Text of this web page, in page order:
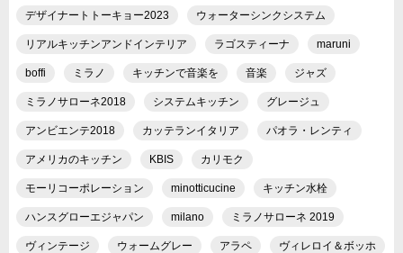
デザイナートトーキョー2023 ウォーターシンクシステム
リアルキッチンアンドインテリア ラゴスティーナ maruni
boffi ミラノ キッチンで音楽を 音楽 ジャズ
ミラノサローネ2018 システムキッチン グレージュ
アンビエンテ2018 カッテランイタリア パオラ・レンティ
アメリカのキッチン KBIS カリモク
モーリコーポレーション minotticucine キッチン水栓
ハンスグローエジャパン milano ミラノサローネ 2019
ヴィンテージ ウォームグレー アラペ ヴィレロイ＆ボッホ